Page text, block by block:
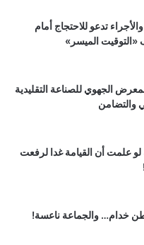
تدعو للاحتجاج أمام
«التوقيت الميسر»
الجهوي للصناعة التقليدية
والتضامن
علمت أن القيامة غدا لرفعت
خدام… والجماعة ناعسة!